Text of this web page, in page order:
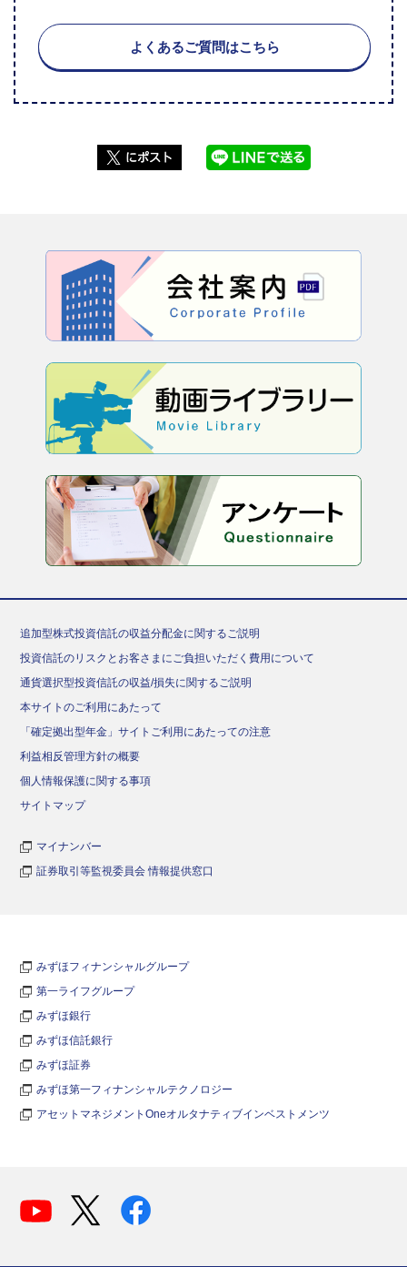
よくあるご質問はこちら
追加型株式投資信託の収益分配金に関するご説明
投資信託のリスクとお客さまにご負担いただく費用について
通貨選択型投資信託の収益/損失に関するご説明
本サイトのご利用にあたって
「確定拠出型年金」サイトご利用にあたっての注意
利益相反管理方針の概要
個人情報保護に関する事項
サイトマップ
マイナンバー
証券取引等監視委員会 情報提供窓口
みずほフィナンシャルグループ
第一ライフグループ
みずほ銀行
みずほ信託銀行
みずほ証券
みずほ第一フィナンシャルテクノロジー
アセットマネジメントOneオルタナティブインベストメンツ